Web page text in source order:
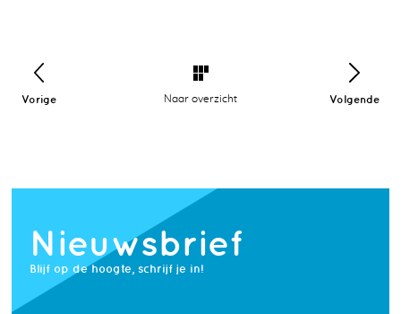
Vorige Naar overzicht Volgende
Nieuwsbrief
Blijf op de hoogte, schrijf je in!